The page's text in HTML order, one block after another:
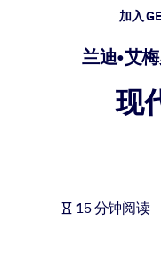
将简短且经过验证的
面向企业图书馆
加入
兰迪•艾
现
15 分钟阅读